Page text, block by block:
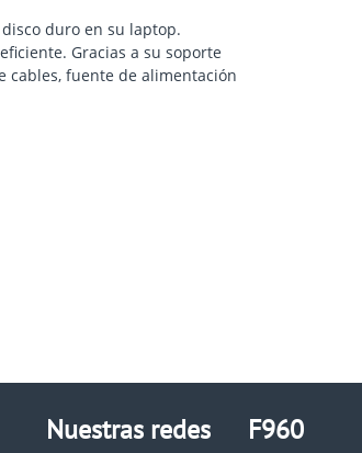
duro en su laptop.
Gracias a su soporte
cables, fuente de alimentación
Nuestras redes F960